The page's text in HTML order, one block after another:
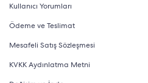
Kullanıcı Yorumları
Ödeme ve Teslimat
Mesafeli Satış Sözleşmesi
KVKK Aydınlatma Metni